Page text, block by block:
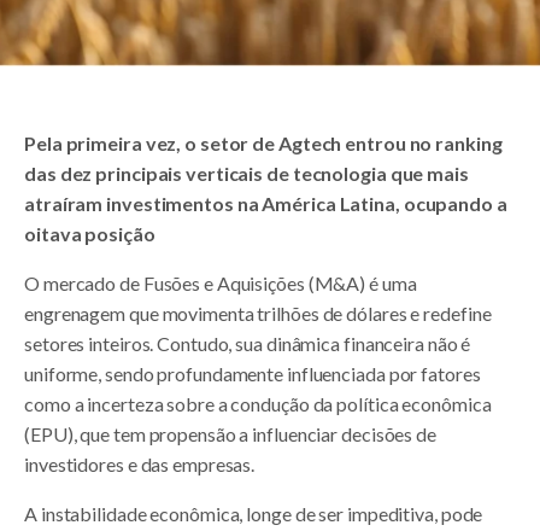
Pela primeira vez, o setor de Agtech entrou no ranking
das dez principais verticais de tecnologia que mais
atraíram investimentos na América Latina, ocupando a
oitava posição
O mercado de Fusões e Aquisições (M&A) é uma
engrenagem que movimenta trilhões de dólares e redefine
setores inteiros. Contudo, sua dinâmica financeira não é
uniforme, sendo profundamente influenciada por fatores
como a incerteza sobre a condução da política econômica
(EPU), que tem propensão a influenciar decisões de
investidores e das empresas.
A instabilidade econômica, longe de ser impeditiva, pode